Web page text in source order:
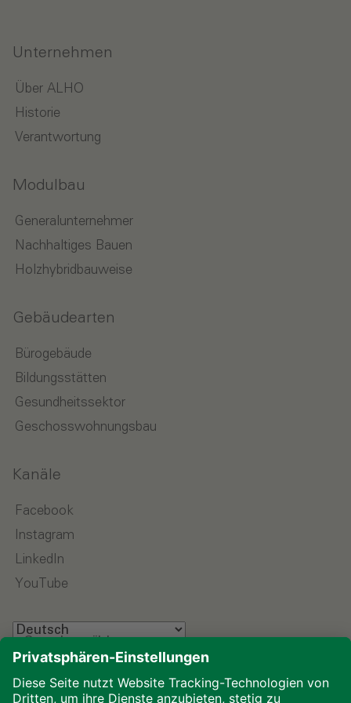
Unternehmen
Über ALHO
Historie
Verantwortung
Modulbau
Generalunternehmer
Nachhaltiges Bauen
Holzhybridbauweise
Gebäudearten
Bürogebäude
Bildungsstätten
Gesundheitssektor
Geschosswohnungsbau
Kanäle
Facebook
Instagram
LinkedIn
YouTube